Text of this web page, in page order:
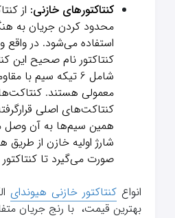
کنتاکتورهای خازنی: از
محدود کردن جریان به
استفاده می‌شود. در واقع
کنتاکتور نام صحیح این
شامل 6 تیکه سیم با
معمولی هستند.
کنتاکت‌های اصلی
همین سیم‌ها به آن وصل
شارژ اولیه خازن از
صورت می‌گیرد تا
انواعکنتاکتور خازنی هیوندای
بهترین قیمت، با رنج جریان